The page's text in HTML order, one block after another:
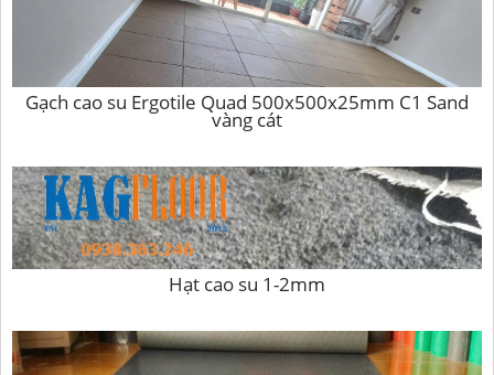
Gạch cao su Ergotile Quad 500x500x25mm C1 Sand
vàng cát
Hạt cao su 1-2mm